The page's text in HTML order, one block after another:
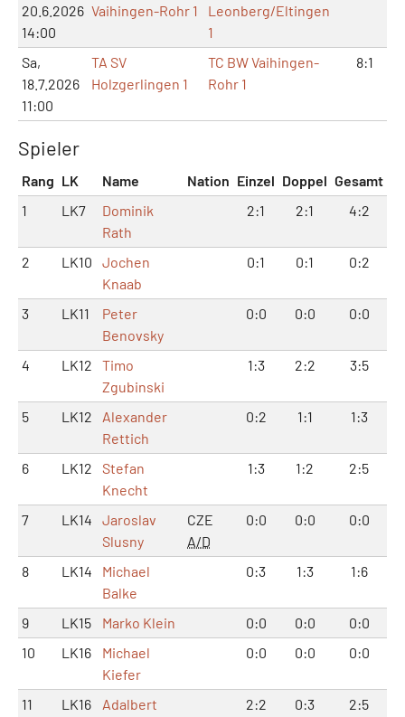
20.6.2026
14:00
Vaihingen-Rohr 1
Leonberg/Eltingen
1
Sa,
18.7.2026
11:00
TA SV
Holzgerlingen 1
TC BW Vaihingen-
Rohr 1
8:1
Spieler
Rang LK Name Nation Einzel Doppel Gesamt
1
LK7
Dominik
Rath
2:1 2:1 4:2
2 LK10
Jochen
Knaab
0:1 0:1 0:2
3 LK11
Peter
Benovsky
0:0 0:0 0:0
4 LK12
Timo
Zgubinski
1:3 2:2 3:5
5 LK12
Alexander
Rettich
0:2 1:1 1:3
6 LK12
Stefan
Knecht
1:3 1:2 2:5
7 LK14
Jaroslav
Slusny
CZE
A/D
0:0 0:0 0:0
8 LK14
Michael
Balke
0:3 1:3 1:6
9 LK15 Marko Klein 0:0 0:0
0:0
10
LK16
Michael
Kiefer
0:0 0:0 0:0
11 LK16
Adalbert
2:2 0:3 2:5